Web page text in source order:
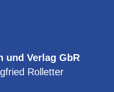
und Verlag GbR
Rolletter